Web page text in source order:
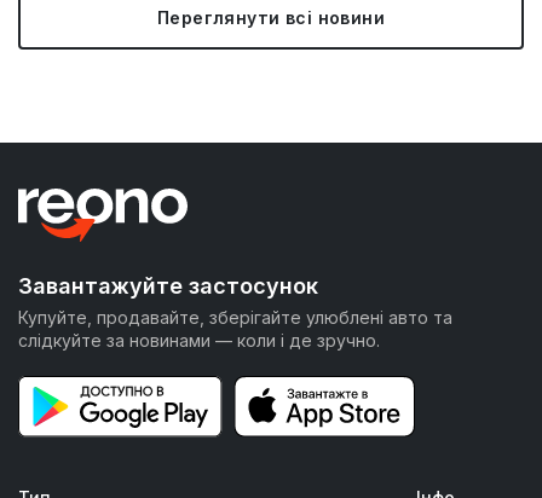
Переглянути всі новини
Завантажуйте застосунок
Купуйте, продавайте, зберігайте улюблені авто та
слідкуйте за новинами — коли і де зручно.